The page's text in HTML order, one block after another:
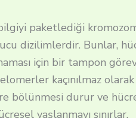
paketlediği
dizilimlerdir. Bunlar,
için bir tampon
kaçınılmaz olarak
bölünmesi durur ve
yaşlanmayı sınırlar.